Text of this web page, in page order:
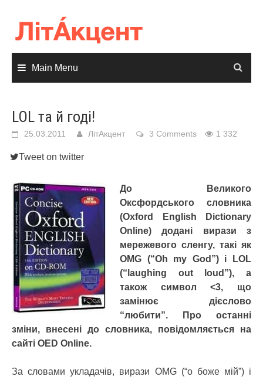
content
Main Menu
LOL та й годі!
25.03.2011 ЛітАкцент 3 Comments 1 332
Tweet on twitter
До Великого
Оксфордського словника
(Oxford English Dictionary
Online) додані вирази з
мережевого сленгу, такі як
OMG (“Oh my God”) і LOL
(“laughing out loud”), а
також символ <3, що
замінює дієслово
“любити”. Про останні
зміни, внесені до словника, повідомляється на
сайті OED Online.
За словами укладачів, вирази OMG (“о боже мій”) і